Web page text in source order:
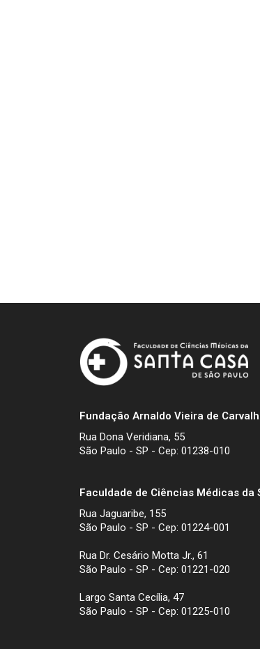
Fundação Arnaldo Vieira de
Rua Dona Veridiana, 55
São Paulo - SP - Cep: 01238-010
Faculdade de Ciências Médicas da
Rua Jaguaribe, 155
São Paulo - SP - Cep: 01224-001
Rua Dr. Cesário Motta Jr., 61
São Paulo - SP - Cep: 01221-020
Largo Santa Cecília, 47
São Paulo - SP - Cep: 01225-010